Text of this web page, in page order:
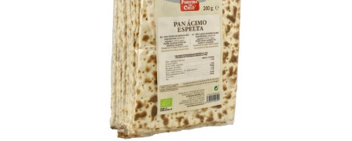
antiox y nutricosmética
hormonal y salud sexual
vías urinarias y próstata
protección solar y mosquitos
diy cremas caseras
conservas, patés y sopas
aloe pura laboratorios
alta pasticceria italiana
alter nativa 3